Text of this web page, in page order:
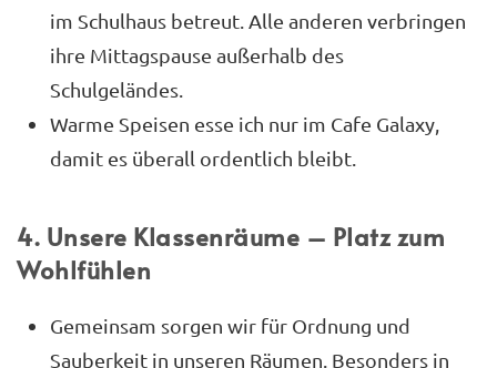
im Schulhaus betreut. Alle anderen verbringen
ihre Mittagspause außerhalb des
Schulgeländes.
Warme Speisen esse ich nur im Cafe Galaxy,
damit es überall ordentlich bleibt.
4. Unsere Klassenräume – Platz zum
Wohlfühlen
Gemeinsam sorgen wir für Ordnung und
Sauberkeit in unseren Räumen. Besonders in